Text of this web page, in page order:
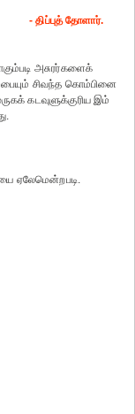
- திப்புத் தோளார்.
அசுரர்களைக்
சிவந்த கொம்பினை
கடவுளுக்குரிய இம்
ஏலேமென்றபடி.